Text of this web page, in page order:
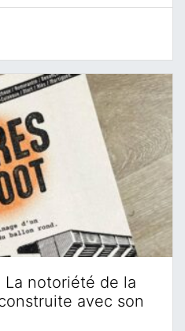
La notoriété de la
avec son